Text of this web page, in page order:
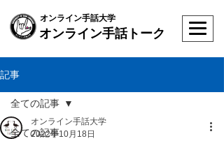
オンライン手話大学
オンライン手話トーク
記事
全ての記事
全ての記事
オンライン手話大学
2022年10月18日